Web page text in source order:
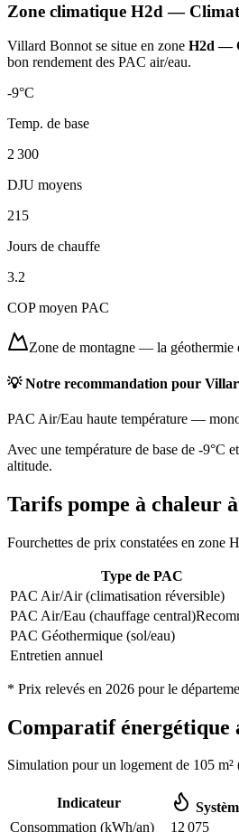
Zone climatique H2d — Climat
Villard Bonnot se situe en zone H2d —
bon rendement des PAC air/eau.
-9°C
Temp. de base
2 300
DJU moyens
215
Jours de chauffe
3.2
COP moyen PAC
Zone de montagne — la géothermie
💡 Notre recommandation pour
PAC Air/Eau haute température —
Avec une température de base de -9°C
altitude.
Tarifs pompe à chaleur à
Fourchettes de prix constatées en zone
Type de PAC
PAC Air/Air (climatisation réversible)
PAC Air/Eau (chauffage central)
PAC Géothermique (sol/eau)
Entretien annuel
* Prix relevés en 2026 pour le
Comparatif
Simulation pour un logement de 105 m²
Indicateur
Consommation (kWh/an)
12 075